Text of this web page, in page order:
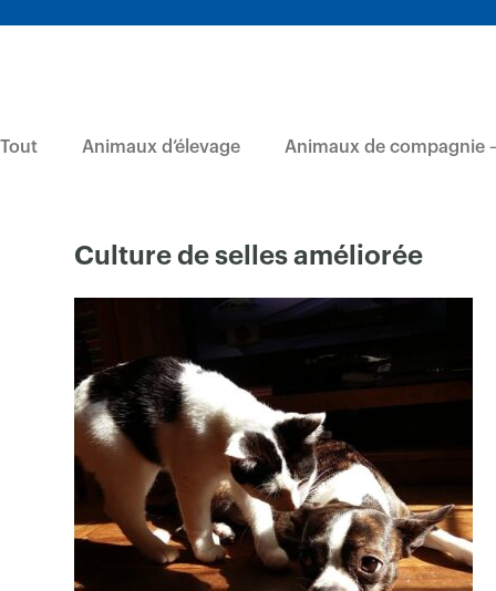
Tout Animaux d’élevage Animaux de compagnie
Culture de selles améliorée